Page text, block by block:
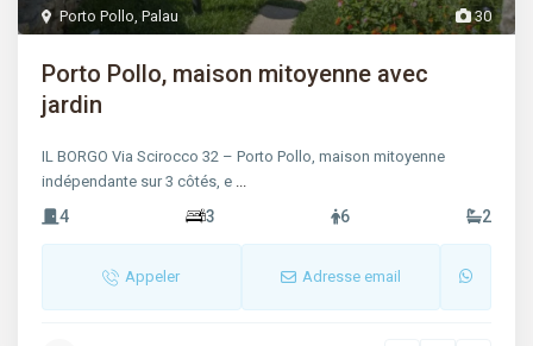
30
Porto Pollo,Palau
Porto Pollo, maison mitoyenne avec
jardin
IL BORGO Via Scirocco 32 – Porto Pollo, maison mitoyenne
indépendante sur 3 côtés, e ...
4 3 6 2
Appeler Adresse email